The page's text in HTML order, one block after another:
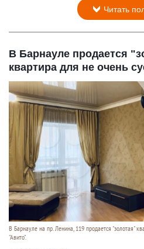
Читать
В Барнауле продается
квартира для не очень
В Барнауле на пр. Ленина, 119 продается "золотая"
"Авито".